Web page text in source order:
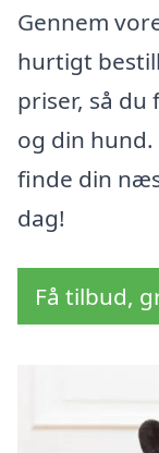
Gennem
hurtigt
priser, så du
og din
finde din
dag!
Få tilbud,